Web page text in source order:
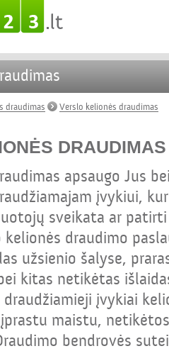
draudimas Verslo kelionės draudimas
DRAUDIMAS
apsaugo Jus
įvykiui,
sveikata ar
draudimo
užsienio šalyse,
kitas netikėtas
įvykiai
maistu,
bendrovės